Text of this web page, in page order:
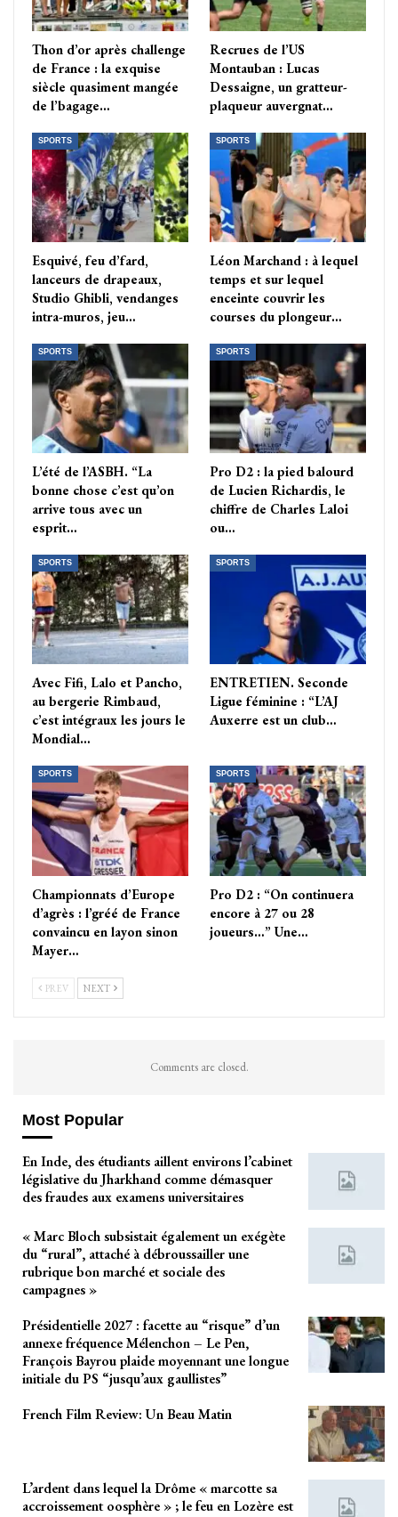
Thon d’or après challenge
de France : la exquise
siècle quasiment mangée
de l’bagage…
Recrues de l’US
Montauban : Lucas
Dessaigne, un gratteur-
plaqueur auvergnat…
SPORTS
Esquivé, feu d’fard,
lanceurs de drapeaux,
Studio Ghibli, vendanges
intra-muros, jeu…
SPORTS
Léon Marchand : à lequel
temps et sur lequel
enceinte couvrir les
courses du plongeur…
SPORTS
L’été de l’ASBH. “La
bonne chose c’est qu’on
arrive tous avec un
esprit…
SPORTS
Pro D2 : la pied balourd
de Lucien Richardis, le
chiffre de Charles Laloi
ou…
SPORTS
Avec Fifi, Lalo et Pancho,
au bergerie Rimbaud,
c’est intégraux les jours le
Mondial…
SPORTS
ENTRETIEN. Seconde
Ligue féminine : “L’AJ
Auxerre est un club…
SPORTS
Championnats d’Europe
d’agrès : l’gréé de France
convaincu en layon sinon
Mayer…
SPORTS
Pro D2 : “On continuera
encore à 27 ou 28
joueurs…” Une…
PREV NEXT
Comments are closed.
Most Popular
En Inde, des étudiants aillent environs l’cabinet
législative du Jharkhand comme démasquer
des fraudes aux examens universitaires
« Marc Bloch subsistait également un exégète
du “rural”, attaché à débroussailler une
rubrique bon marché et sociale des
campagnes »
Présidentielle 2027 : facette au “risque” d’un
annexe fréquence Mélenchon – Le Pen,
François Bayrou plaide moyennant une longue
initiale du PS “jusqu’aux gaullistes”
French Film Review: Un Beau Matin
L’ardent dans lequel la Drôme « marcotte sa
accroissement oosphère » ; le feu en Lozère est